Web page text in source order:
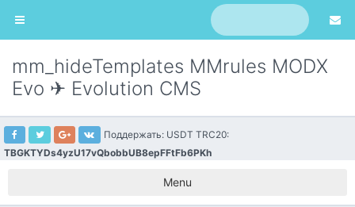
mm_hideTemplates MMrules MODX
Evo ✈ Evolution CMS
Поддержать: USDT TRC20:
TBGKTYDs4yzU17vQbobbUB8epFFtFb6PKh
Menu